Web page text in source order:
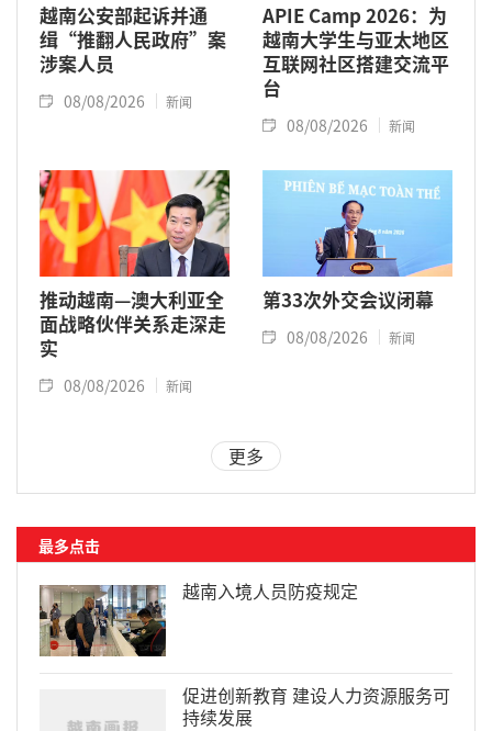
越南公安部起诉并通
缉“推翻人民政府”案
涉案人员
08/08/2026 新闻
APIE Camp 2026：为
越南大学生与亚太地区
互联网社区搭建交流平
台
08/08/2026 新闻
推动越南—澳大利亚全
面战略伙伴关系走深走
实
08/08/2026 新闻
第33次外交会议闭幕
08/08/2026 新闻
更多
最多点击
越南入境人员防疫规定
促进创新教育 建设人力资源服务可
持续发展